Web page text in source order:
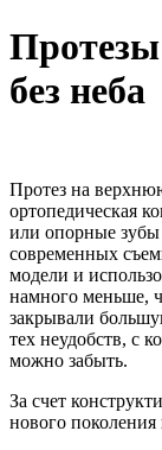
Протезы
без неба
Протез на
ортопедическая
или опорные
современных
модели и
намного меньше,
закрывали
тех неудобств, с
можно забыть.
За счет
нового